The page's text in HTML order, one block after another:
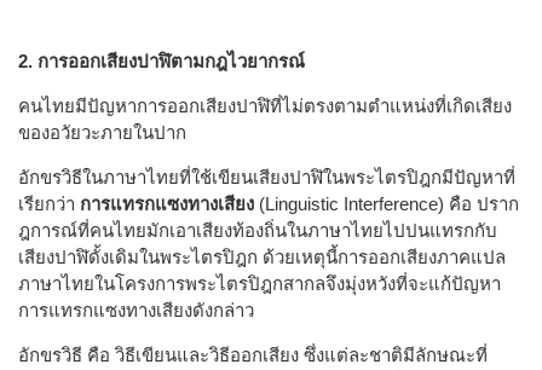
2. การออกเสียงปาฬิตามกฎไวยากรณ์
คนไทยมีปัญหาการออกเสียงปาฬิที่ไม่ตรงตามตำแหน่งที่เกิดเสียง
ของอวัยวะภายในปาก
อักขรวิธีในภาษาไทยที่ใช้เขียนเสียงปาฬิในพระไตรปิฎกมีปัญหาที่
เรียกว่า การแทรกแซงทางเสียง (Linguistic Interference) คือ ปราก
ฎการณ์ที่คนไทยมักเอาเสียงท้องถิ่นในภาษาไทยไปปนแทรกกับ
เสียงปาฬิดั้งเดิมในพระไตรปิฎก ด้วยเหตุนี้การออกเสียงภาคแปล
ภาษาไทยในโครงการพระไตรปิฎกสากลจึงมุ่งหวังที่จะแก้ปัญหา
การแทรกแซงทางเสียงดังกล่าว
อักขรวิธี คือ วิธีเขียนและวิธีออกเสียง ซึ่งแต่ละชาติมีลักษณะที่